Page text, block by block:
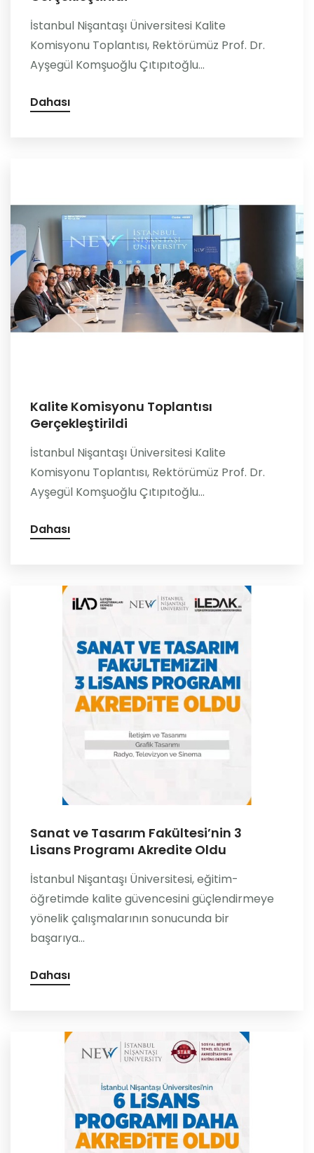
İstanbul Nişantaşı Üniversitesi Kalite
Komisyonu Toplantısı, Rektörümüz Prof. Dr.
Ayşegül Komşuoğlu Çıtıpıtoğlu...
Dahası
Kalite Komisyonu Toplantısı
Gerçekleştirildi
İstanbul Nişantaşı Üniversitesi Kalite
Komisyonu Toplantısı, Rektörümüz Prof. Dr.
Ayşegül Komşuoğlu Çıtıpıtoğlu...
Dahası
Sanat ve Tasarım Fakültesi’nin 3
Lisans Programı Akredite Oldu
İstanbul Nişantaşı Üniversitesi, eğitim-
öğretimde kalite güvencesini güçlendirmeye
yönelik çalışmalarının sonucunda bir
başarıya...
Dahası